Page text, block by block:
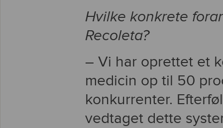
Hvilke konkrete
Recoleta?
– Vi har oprettet et
medicin op til 50
konkurrenter.
vedtaget dette